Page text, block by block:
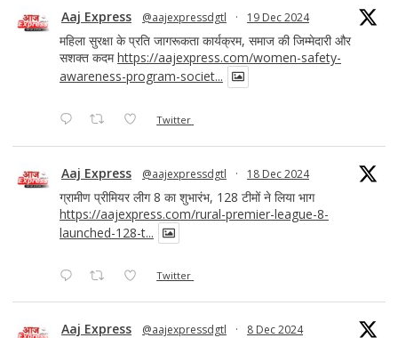
Aaj Express @aajexpressdgtl · 19 Dec 2024
महिला सुरक्षा के प्रति जागरूकता कार्यक्रम, समाज की जिम्मेदारी और
सशक्त कदमhttps://aajexpress.com/women-safety-
awareness-program-societ...
Twitter
Aaj Express @aajexpressdgtl · 18 Dec 2024
ग्रामीण प्रीमियर लीग 8 का शुभारंभ, 128 टीमों ने लिया भाग
https://aajexpress.com/rural-premier-league-8-
launched-128-t...
Twitter
Aaj Express @aajexpressdgtl · 8 Dec 2024